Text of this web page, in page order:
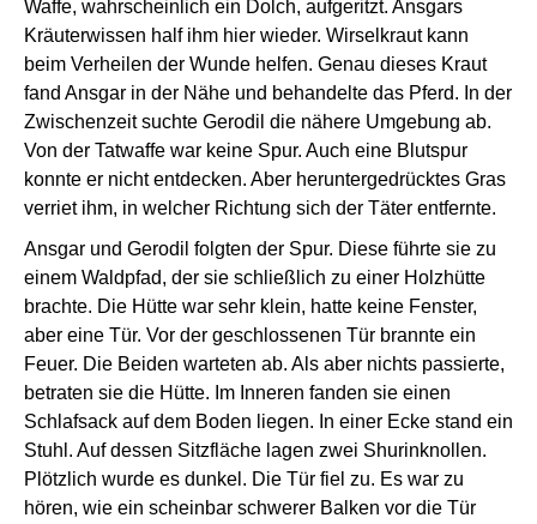
Waffe, wahrscheinlich ein Dolch, aufgeritzt. Ansgars
Kräuterwissen half ihm hier wieder. Wirselkraut kann
beim Verheilen der Wunde helfen. Genau dieses Kraut
fand Ansgar in der Nähe und behandelte das Pferd. In der
Zwischenzeit suchte Gerodil die nähere Umgebung ab.
Von der Tatwaffe war keine Spur. Auch eine Blutspur
konnte er nicht entdecken. Aber heruntergedrücktes Gras
verriet ihm, in welcher Richtung sich der Täter entfernte.
Ansgar und Gerodil folgten der Spur. Diese führte sie zu
einem Waldpfad, der sie schließlich zu einer Holzhütte
brachte. Die Hütte war sehr klein, hatte keine Fenster,
aber eine Tür. Vor der geschlossenen Tür brannte ein
Feuer. Die Beiden warteten ab. Als aber nichts passierte,
betraten sie die Hütte. Im Inneren fanden sie einen
Schlafsack auf dem Boden liegen. In einer Ecke stand ein
Stuhl. Auf dessen Sitzfläche lagen zwei Shurinknollen.
Plötzlich wurde es dunkel. Die Tür fiel zu. Es war zu
hören, wie ein scheinbar schwerer Balken vor die Tür